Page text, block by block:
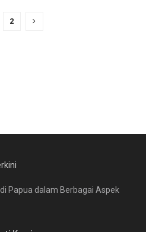
2
Papua dalam Berbagai Aspek